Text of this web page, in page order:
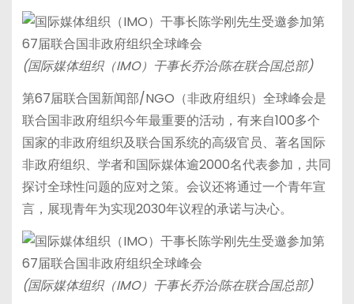
(国际媒体组织（IMO）干事长乔治·陈在联合国总部)
第67届联合国新闻部/NGO（非政府组织）全球峰会是
联合国非政府组织今年最重要的活动，有来自100多个
国家的非政府组织及联合国系统的高级官员、著名国际
非政府组织、学者和国际媒体逾2000名代表参加，共同
探讨全球性问题的应对之策。会议还将通过一个青年宣
言，展现青年为实现2030年议程的承诺与决心。
(国际媒体组织（IMO）干事长乔治·陈在联合国总部)